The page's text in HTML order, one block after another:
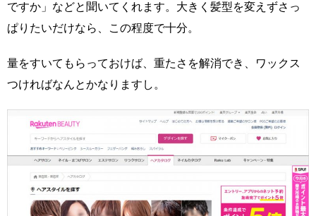
ですか」などと聞いてくれます。大きく髪型を変えずさっ
ぱりたいだけなら、この程度で十分。
量をすいてもらっておけば、重たさを解消でき、ワックス
つければなんとかなりますし。